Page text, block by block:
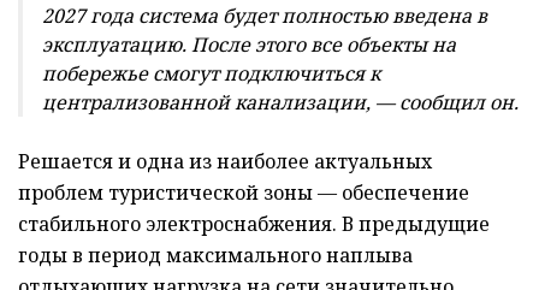
2027 года система будет полностью введена в
эксплуатацию. После этого все объекты на
побережье смогут подключиться к
централизованной канализации, — сообщил он.
Решается и одна из наиболее актуальных
проблем туристической зоны — обеспечение
стабильного электроснабжения. В предыдущие
годы в период максимального наплыва